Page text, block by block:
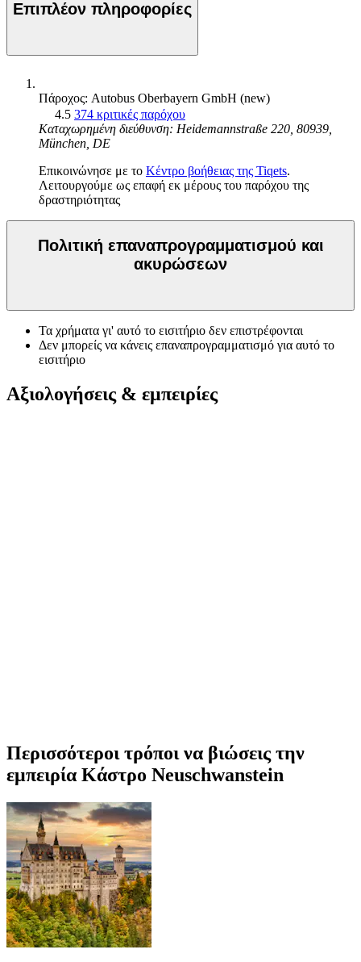
Επιπλέον πληροφορίες
Πάροχος: Autobus Oberbayern GmbH (new)
4.5 374 κριτικές παρόχου
Καταχωρημένη διεύθυνση: Heidemannstraße 220, 80939,
München, DE
Επικοινώνησε με το Κέντρο βοήθειας της Tiqets.
Λειτουργούμε ως επαφή εκ μέρους του παρόχου της
δραστηριότητας
Πολιτική επαναπρογραμματισμού και
ακυρώσεων
Τα χρήματα γι' αυτό το εισιτήριο δεν επιστρέφονται
Δεν μπορείς να κάνεις επαναπρογραμματισμό για αυτό το
εισιτήριο
Αξιολογήσεις & εμπειρίες
Περισσότεροι τρόποι να βιώσεις την
εμπειρία Κάστρο Neuschwanstein